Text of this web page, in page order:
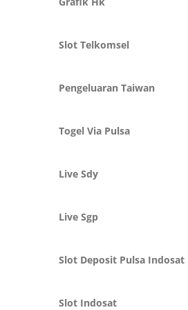
Slot Telkomsel
Pengeluaran Taiwan
Togel Via Pulsa
Live Sdy
Live Sgp
Slot Deposit Pulsa Indosat
Slot Indosat